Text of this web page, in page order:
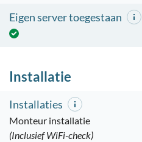
Eigen server toegestaan
Installatie
Installaties
Monteur installatie
(Inclusief WiFi-check)